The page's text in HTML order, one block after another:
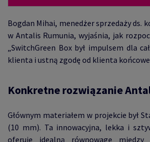
Bogdan Mihai, menedżer sprzedaży ds.
w Antalis Rumunia, wyjaśnia, jak
„SwitchGreen Box był impulsem dla
klienta i ustną zgodę od klienta
Konkretne rozwiązanie
Głównym materiałem w projekcie był
(10 mm). Ta innowacyjna, lekka i
oferuje idealną równowagę między